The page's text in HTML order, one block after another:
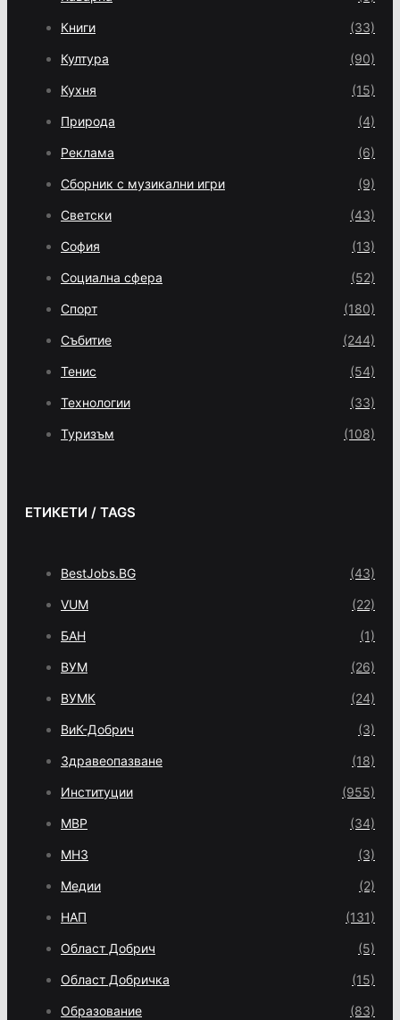
Книги (33)
Култура (90)
Кухня (15)
Природа (4)
Реклама (6)
Сборник с музикални игри (9)
Светски (43)
София (13)
Социална сфера (52)
Спорт (180)
Събитие (244)
Тенис (54)
Технологии (33)
Туризъм (108)
ЕТИКЕТИ / TAGS
BestJobs.BG (43)
VUM (22)
БАН (1)
ВУМ (26)
ВУМК (24)
ВиК-Добрич (3)
Здравеопазване (18)
Институции (955)
МВР (34)
МНЗ (3)
Медии (2)
НАП (131)
Област Добрич (5)
Област Добричка (15)
Образование (83)